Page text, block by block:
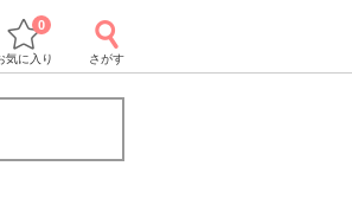
気に入り
0
さがす